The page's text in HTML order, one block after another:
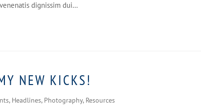
dignissim dui…
NEW KICKS!
, Headlines, Photography, Resources